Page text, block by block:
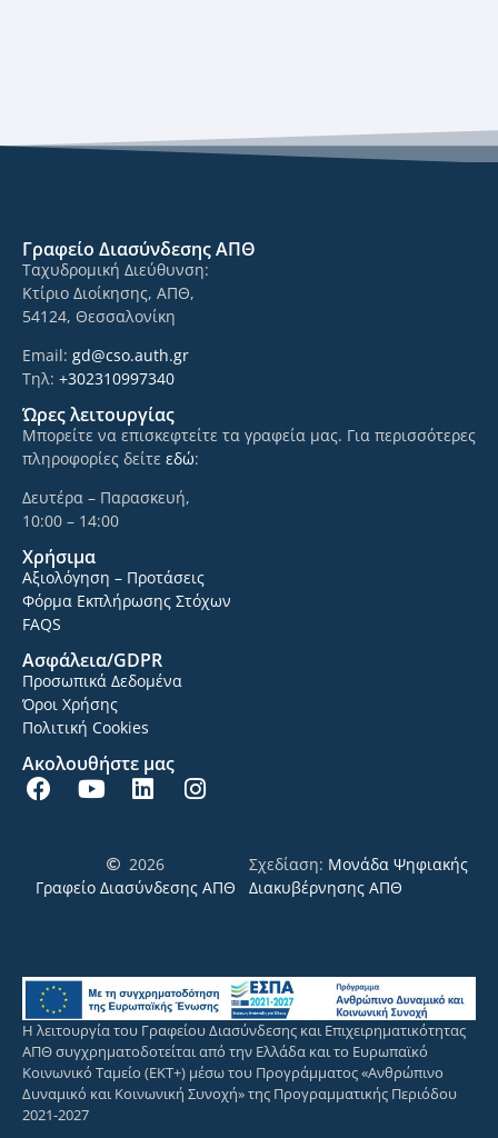
Γραφείο Διασύνδεσης ΑΠΘ
Ταχυδρομική Διεύθυνση:
Κτίριο Διοίκησης, ΑΠΘ,
54124, Θεσσαλονίκη
Email: gd@cso.auth.gr
Τηλ: +302310997340
Ώρες λειτουργίας
Μπορείτε να επισκεφτείτε τα γραφεία μας. Για περισσότερες
πληροφορίες δείτε εδώ:
Δευτέρα – Παρασκευή,
10:00 – 14:00
Χρήσιμα
Αξιολόγηση – Προτάσεις
Φόρμα Εκπλήρωσης Στόχων
FAQS
Ασφάλεια/GDPR
Προσωπικά Δεδομένα
Όροι Χρήσης
Πολιτική Cookies
Ακολουθήστε μας
2026
Γραφείο Διασύνδεσης ΑΠΘ
Σχεδίαση: Μονάδα Ψηφιακής
Διακυβέρνησης ΑΠΘ
Η λειτουργία του Γραφείου Διασύνδεσης και Επιχειρηματικότητας
ΑΠΘ συγχρηματοδοτείται από την Ελλάδα και το Ευρωπαϊκό
Κοινωνικό Ταμείο (ΕΚΤ+) μέσω του Προγράμματος «Ανθρώπινο
Δυναμικό και Κοινωνική Συνοχή» της Προγραμματικής Περιόδου
2021-2027